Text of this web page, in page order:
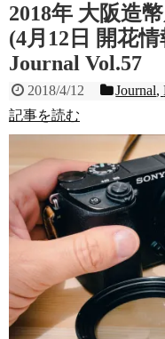
2018年 大阪造
(4月12日 開花
Journal Vol.57
2018/4/12 Journal,
記事を読む